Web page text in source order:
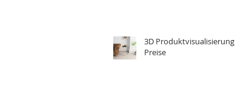
3D Produktvisualisierung
Preise